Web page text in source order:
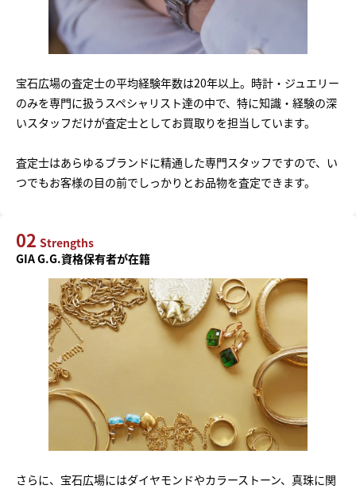
宝石広場の査定士の平均経験年数は20年以上。時計・ジュエリー
のみを専門に扱うスペシャリスト達の中で、特に知識・経験の深
いスタッフだけが査定士としてお買取りを担当しています。
査定士はあらゆるブランドに精通した専門スタッフですので、い
つでもお客様の目の前でしっかりとお品物を査定できます。
02 Strengths
GIA G.G.資格保有者が在籍
さらに、宝石広場にはダイヤモンドやカラーストーン、真珠に関